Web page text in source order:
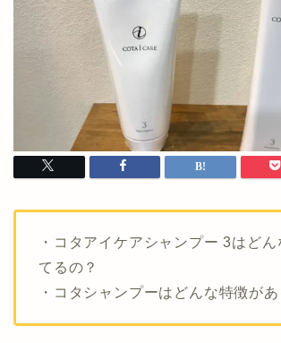
・コタアイケアシャンプー 3はど
てるの？
・コタシャンプーはどんな特徴があ